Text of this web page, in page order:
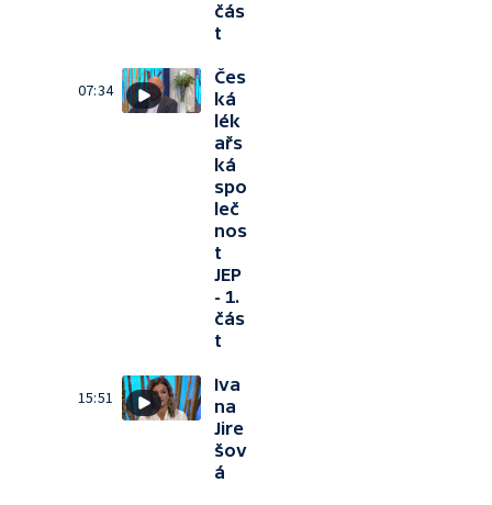
čás
t
07:34
Čes
ká
lék
ařs
ká
spo
leč
nos
t
JEP
- 1.
čás
t
15:51
Iva
na
Jire
šov
á